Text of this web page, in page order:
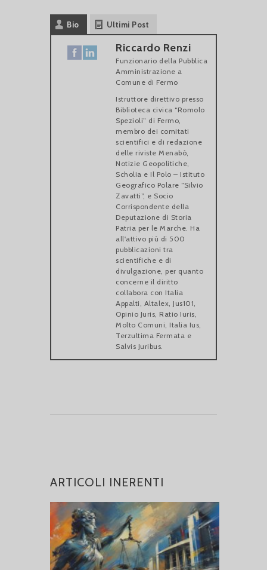
Bio Ultimi Post
Riccardo Renzi
Funzionario della Pubblica
Amministrazione a
Comune di Fermo
Istruttore direttivo presso
Biblioteca civica “Romolo
Spezioli” di Fermo,
membro dei comitati
scientifici e di redazione
delle riviste Menabò,
Notizie Geopolitiche,
Scholia e Il Polo – Istituto
Geografico Polare “Silvio
Zavatti”, e Socio
Corrispondente della
Deputazione di Storia
Patria per le Marche. Ha
all'attivo più di 500
pubblicazioni tra
scientifiche e di
divulgazione, per quanto
concerne il diritto
collabora con Italia
Appalti, Altalex, Jus101,
Opinio Juris, Ratio Iuris,
Molto Comuni, Italia Ius,
Terzultima Fermata e
Salvis Juribus.
ARTICOLI INERENTI